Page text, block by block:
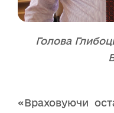
Голова
«Враховуючи